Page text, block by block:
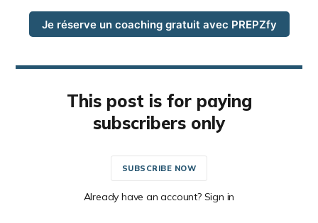
Je réserve un coaching gratuit avec PREPZfy
This post is for paying
subscribers only
SUBSCRIBE NOW
Already have an account? Sign in